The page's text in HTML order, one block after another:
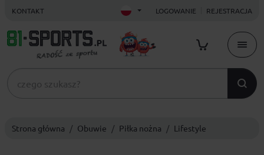
KONTAKT LOGOWANIE REJESTRACJA
Strona główna Obuwie Piłka nożna Lifestyle